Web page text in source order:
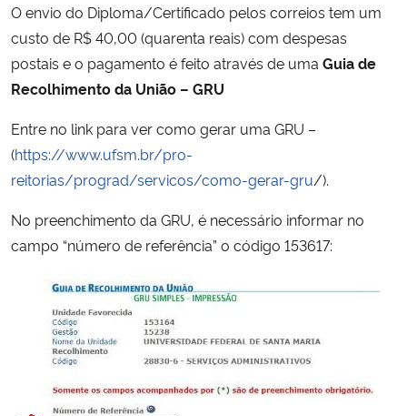
Ministério de Minas e Energia
Ministério da Ciência, Tecnologia, Inovações e Comunicações
Ministério do Turismo
Ministério do Desenvolvimento Regional
Ministério da Mulher, da Família e dos Direitos Humanos
Secretaria-Geral
Secretaria de Governo
O envio do Diploma/Certificado pelos correios tem um
custo de R$ 40,00 (quarenta reais) com despesas
postais e o pagamento é feito através de uma Guia de
Recolhimento da União – GRU
Entre no link para ver como gerar uma GRU –
(https://www.ufsm.br/pro-
reitorias/prograd/servicos/como-gerar-gru/).
No preenchimento da GRU, é necessário informar no
campo “número de referência” o código 153617: